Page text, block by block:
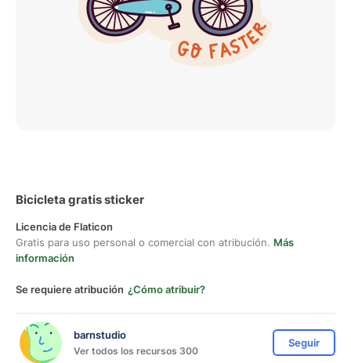
Bicicleta gratis sticker
Licencia de Flaticon
Gratis para uso personal o comercial con atribución. Más
información
Se requiere atribución ¿Cómo atribuir?
barnstudio
Ver todos los recursos 300
Seguir